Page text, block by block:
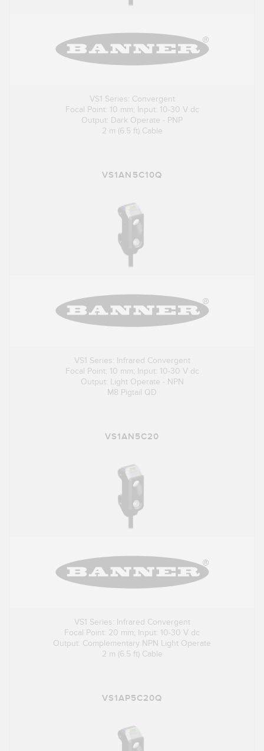
VS1 Series: Convergent
Focal Point: 10 mm; Input: 10-30 V dc
Output: Dark Operate - PNP
2 m (6.5 ft) Cable
VS1AN5C10Q
VS1 Series: Infrared Convergent
Focal Point: 10 mm; Input: 10-30 V dc
Output: Light Operate - NPN
M8 Pigtail QD
VS1AN5C20
VS1 Series: Infrared Convergent
Focal Point: 20 mm; Input: 10-30 V dc
Output: Complementary NPN Light Operate
2 m (6.5 ft) Cable
VS1AP5C20Q